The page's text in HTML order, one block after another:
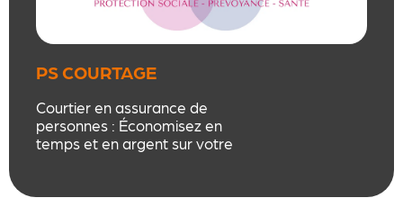
PS COURTAGE
Courtier en assurance de
personnes : Économisez en
temps et en argent sur votre
assurance de prêt . Je serai votre